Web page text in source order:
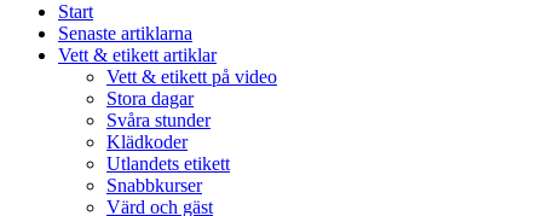
Start
Senaste artiklarna
Vett & etikett artiklar
Vett & etikett på video
Stora dagar
Svåra stunder
Klädkoder
Utlandets etikett
Snabbkurser
Värd och gäst